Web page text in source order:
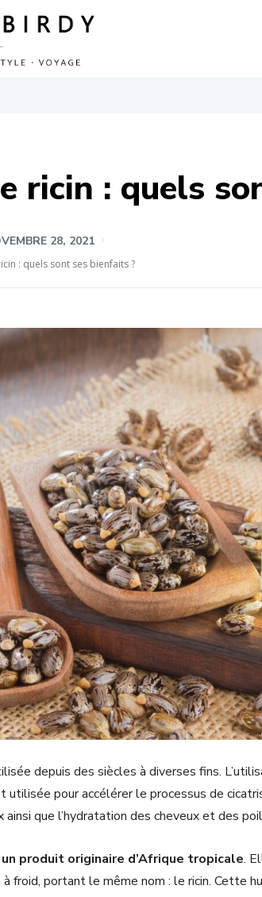
ricin : quels
28, 2021
: quels sont ses bienfaits ?
depuis des siècles à diverses fins.
utilisée pour accélérer le processus de
que l’hydratation des cheveux et des
produit originaire d’Afrique tropicale.
à froid, portant le même nom : le ricin. Cette